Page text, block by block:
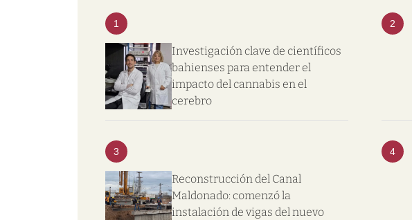
1
Investigación clave de científicos
bahienses para entender el
impacto del cannabis en el
cerebro
2
3
Reconstrucción del Canal
Maldonado: comenzó la
instalación de vigas del nuevo
4